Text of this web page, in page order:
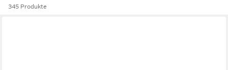
345 Produkte